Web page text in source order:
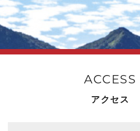
ACCESS
アクセス